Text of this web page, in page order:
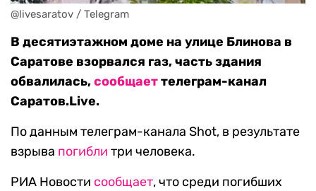
@livesaratov / Telegram
В десятиэтажном доме на улице Блинова в
Саратове взорвался газ, часть здания
обвалилась,сообщаеттелеграм-канал
Саратов.Live.
По данным телеграм-канала Shot, в результате
взрыва погибли три человека.
РИА Новости сообщает, что среди погибших